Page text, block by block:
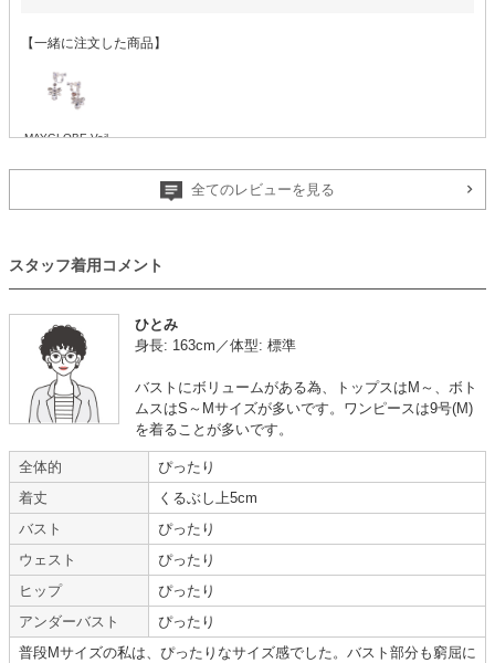
【一緒に注文した商品】
MAYGLOBE Veil
体重 :45～49kg
体型 :標準
使用時期 :
現在妊娠していますが、お腹周りがゆったりとしていて食事中もリラックス
して過ごせました。
かったです。
デザインも色味もとっても可愛かったです。
今回2回目の利用でした。
デザインも豊富で、余裕を持ってレンタルできる点がとても有難いです。
いつもありがとうございます。
デザインがイメージ通り
全てのレビューを見る
スタッフ着用コメント
ひとみ
身長: 163cm／体型: 標準
バストにボリュームがある為、トップスはM～、ボト
ムスはS～Mサイズが多いです。ワンピースは9号(M)
を着ることが多いです。
全体的
ぴったり
着丈
くるぶし上5cm
バスト
ぴったり
ウェスト
ぴったり
ヒップ
ぴったり
アンダーバスト
ぴったり
普段Mサイズの私は、ぴったりなサイズ感でした。バスト部分も窮屈に